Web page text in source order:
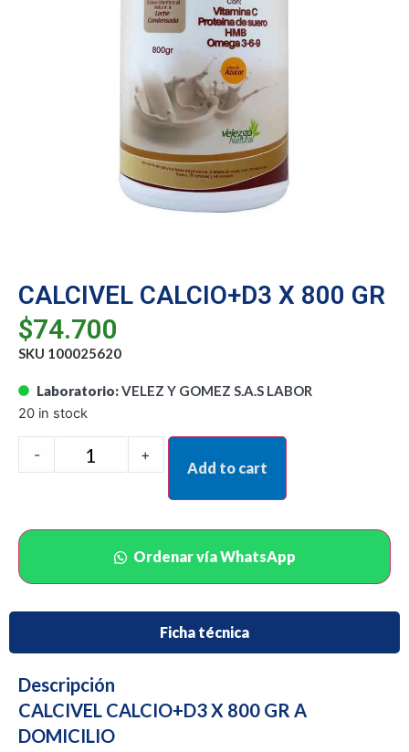
CALCIVEL CALCIO+D3 X 800 GR
$74.700
SKU 100025620
Laboratorio:VELEZ Y GOMEZ S.A.S LABOR
20 in stock
- +
Add to cart
Ordenar vía WhatsApp
Ficha técnica
Descripción
CALCIVEL CALCIO+D3 X 800 GR A
DOMICILIO